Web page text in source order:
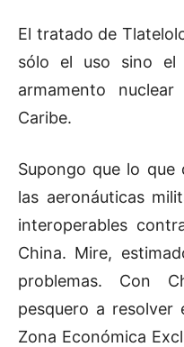
El tratado de
sólo el uso sino el
armamento
Caribe.
Supongo que lo que
las aeronáuticas
interoperables
China. Mire,
problemas. Con
pesquero a
Zona Económica